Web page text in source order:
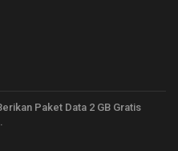
Paket Data 2 GB Gratis